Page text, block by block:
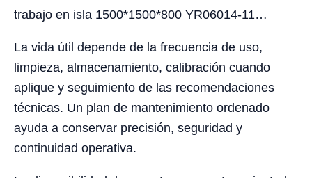
trabajo en isla 1500*1500*800 YR06014-11…
La vida útil depende de la frecuencia de uso,
limpieza, almacenamiento, calibración cuando
aplique y seguimiento de las recomendaciones
técnicas. Un plan de mantenimiento ordenado
ayuda a conservar precisión, seguridad y
continuidad operativa.